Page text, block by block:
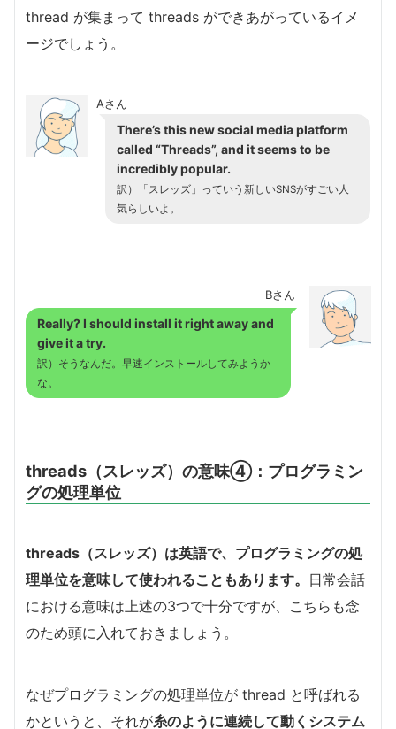
thread が集まって threads ができあがっているイメ
ージでしょう。
Aさん
There’s this new social media platform
called “Threads”, and it seems to be
incredibly popular.
訳）「スレッズ」っていう新しいSNSがすごい人
気らしいよ。
Bさん
Really? I should install it right away and
give it a try.
訳）そうなんだ。早速インストールしてみようか
な。
threads（スレッズ）の意味④：プログラミン
グの処理単位
threads（スレッズ）は英語で、プログラミングの処
理単位を意味して使われることもあります。 日常会話
における意味は上述の3つで十分ですが、こちらも念
のため頭に入れておきましょう。
なぜプログラミングの処理単位が thread と呼ばれる
かというと、それが糸のように連続して動くシステム